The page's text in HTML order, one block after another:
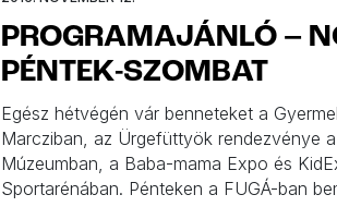
Operában, a legújabb kolibris […]
PROGRAMAJÁNLÓ –
PÉNTEK-SZOMBAT
Egész hétvégén vár benneteket a
Marcziban, az Ürgefüttyök rendezvénye
Múzeumban, a Baba-mama Expo és
Sportarénában. Pénteken a FUGÁ-ban